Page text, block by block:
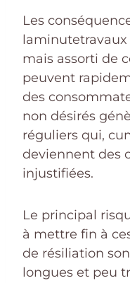
Les
mais assorti de
peuvent
des
non désirés
réguliers qui,
deviennent des
injustifiées.
Le principal
à mettre fin à
de résiliation
longues et peu